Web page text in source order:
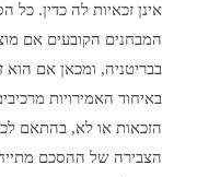
אינן זכאיות לה כדין.
בבריטניה, ומכאן אם הוא
באיחוד האמירויות
הזכאות או לא, בהתאם
הצבירה של ההסכם